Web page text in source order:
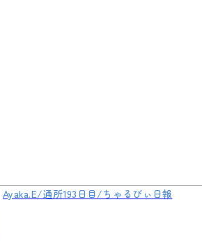
Ayaka.E/通所193日目/ちゃるびぃ日報